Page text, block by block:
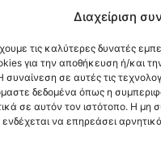
Διαχείριση
τις καλύτερες δυνατές
για την αποθήκευση ή/και
σε αυτές τις
δεδομένα όπως η
σε αυτόν τον ιστότοπο. Η μη
να επηρεάσει
spots
Release
ΟΔΗΓΟΙ